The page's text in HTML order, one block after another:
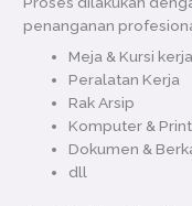
penanganan
Meja & Kursi kerja
Peralatan Kerja
Rak Arsip
Komputer &
Dokumen &
dll